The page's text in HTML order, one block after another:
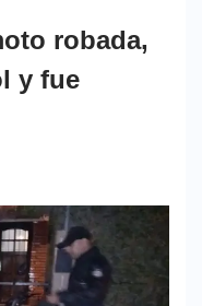
robada,
y fue